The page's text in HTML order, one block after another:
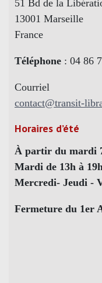
51 Bd de la
13001 Marseille
France
Téléphone : 04 86
Courriel
contact@transit-
Horaires d’été
À partir du mardi
Mardi de 13h à
Mercredi- Jeudi -
Fermeture du 1er